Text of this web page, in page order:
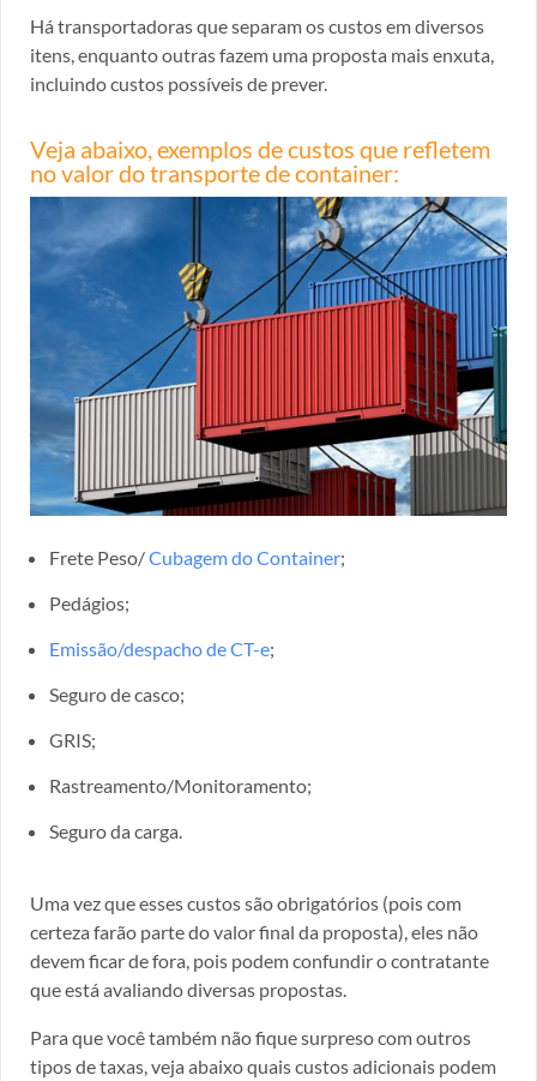
Há transportadoras que separam os custos em diversos
itens, enquanto outras fazem uma proposta mais enxuta,
incluindo custos possíveis de prever.
Veja abaixo, exemplos de custos que refletem
no valor do transporte de container:
Frete Peso/Cubagem do Container;
Pedágios;
Emissão/despacho de CT-e;
Seguro de casco;
GRIS;
Rastreamento/Monitoramento;
Seguro da carga.
Uma vez que esses custos são obrigatórios (pois com
certeza farão parte do valor final da proposta), eles não
devem ficar de fora, pois podem confundir o contratante
que está avaliando diversas propostas.
Para que você também não fique surpreso com outros
tipos de taxas, veja abaixo quais custos adicionais podem